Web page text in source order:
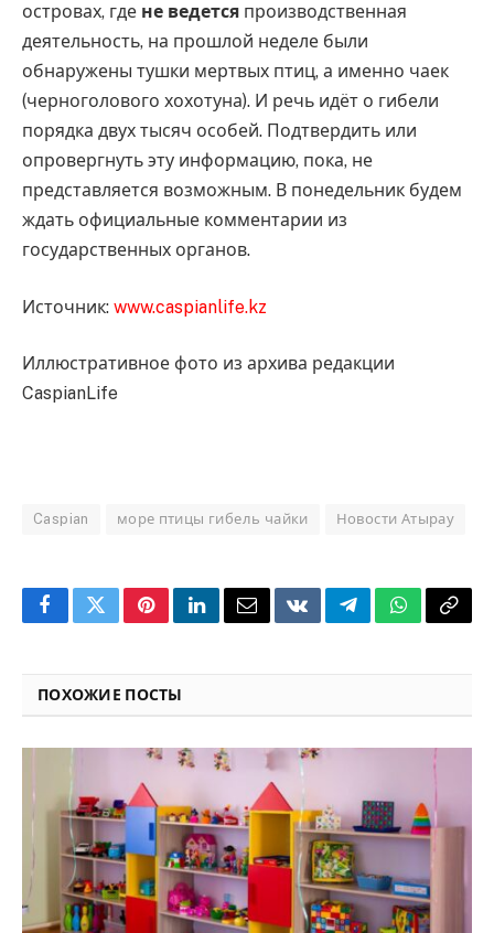
островах, где не ведется производственная
деятельность, на прошлой неделе были
обнаружены тушки мертвых птиц, а именно чаек
(черноголового хохотуна). И речь идёт о гибели
порядка двух тысяч особей. Подтвердить или
опровергнуть эту информацию, пока, не
представляется возможным. В понедельник будем
ждать официальные комментарии из
государственных органов.
Источник: www.caspianlife.kz
Иллюстративное фото из архива редакции
CaspianLife
Caspian море птицы гибель чайки Новости Атырау
FacebookTwitterPinterestLinkedInEmailVKontakteTelegramWhatsApp
Copy
ПОХОЖИЕ ПОСТЫ